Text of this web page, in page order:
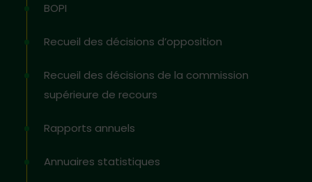
BOPI
Recueil des décisions d’opposition
Recueil des décisions de la commission
supérieure de recours
Rapports annuels
Annuaires statistiques